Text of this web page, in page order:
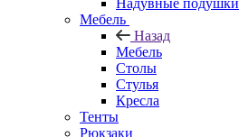
Надувные подушки
Мебель
Назад
Мебель
Столы
Стулья
Кресла
Тенты
Рюкзаки